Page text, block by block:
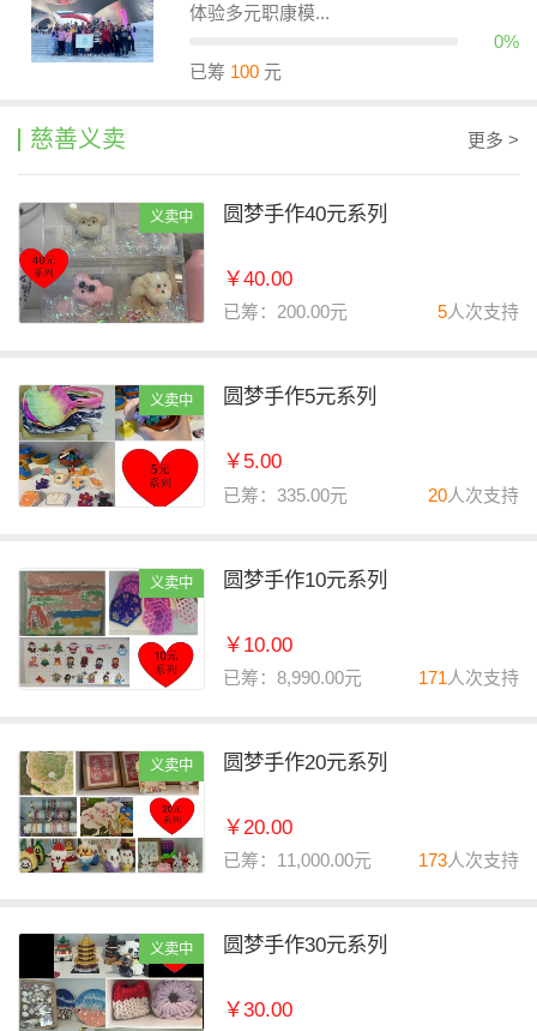
体验多元职康模...
0%
已筹 100 元
慈善义卖 更多 >
义卖中 圆梦手作40元系列
￥40.00
已筹：200.00元 5人次支持
义卖中 圆梦手作5元系列
￥5.00
已筹：335.00元 20人次支持
义卖中 圆梦手作10元系列
￥10.00
已筹：8,990.00元 171 人次支持
义卖中 圆梦手作20元系列
￥20.00
已筹：11,000.00元 173人次支持
义卖中 圆梦手作30元系列
￥30.00